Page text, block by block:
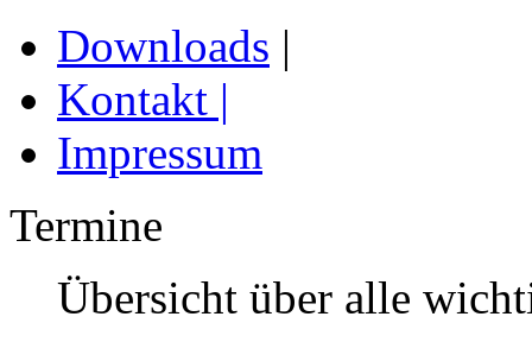
Downloads |
Kontakt |
Impressum
Termine
Übersicht über alle